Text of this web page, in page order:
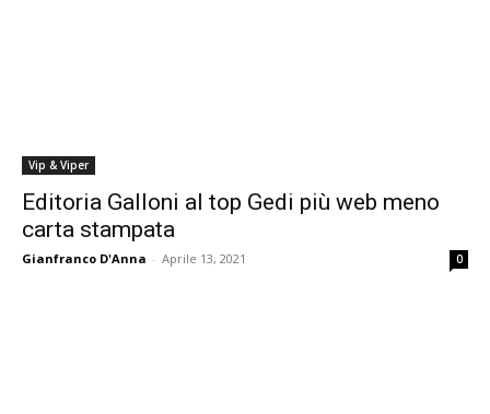
Vip & Viper
Editoria Galloni al top Gedi più web meno
carta stampata
Gianfranco D'Anna - Aprile 13, 2021 0